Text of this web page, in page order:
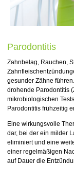
Parodontitis
Zahnbelag, Rauchen,
gesunder Zähne
drohende Parodontitis
mikrobiologischen
Parodontitis frühzeitig
Eine wirkungsvolle
dar, bei der ein milder
eliminiert und eine
einer regelmäßigen
auf Dauer die